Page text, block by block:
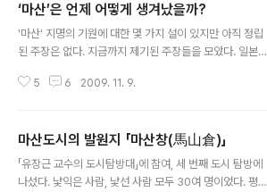
한마디로 규정하기도 한다. 부산하면 항구, 진해하면 벚꽃,
춘천하면 호수 등과 같은 의미다. 이런 관점에서 일제강점
기였던 1930년대 경의 마산은 ‘술과 꽃의 도시’였다. - 술
조장이 설립된 이후 꾸준히 성장했던 마산의 양조산업은 1
‘마산’은 언제 어떻게 생겨났을까?
'마산' 지명의 기원에 대한 몇 가지 설이 있지만 아직 정립
된 주장은 없다. 지금까지 제기된 주장들을 모았다. 일본인
구전으로 내려오던 이야기라고 전제하며 ‘임진왜란(1592
어 50구, 30구 혹은 20구의 시체가 동시에 묻히는 등 참
혹한 상황이 되었다. 살아남은 이 지역의 고로(古老)들이
서로 상의하여 유명한 풍수사에게 그 연유와 대책을 묻자
5 6 2009. 11. 9.
마산도시의 발원지 「마산창(馬山倉)」
「유장근 교수의 도시탐방대」에 참여, 세 번째 도시 탐방에
나섰다. 낯익은 사람, 낯선 사람 모두 30여 명이었다. 평안